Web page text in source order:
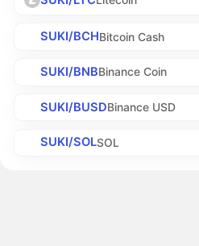
SUKI/BCHBitcoin Cash
SUKI/BNBBinance Coin
SUKI/BUSDBinance USD
SUKI/SOLSOL